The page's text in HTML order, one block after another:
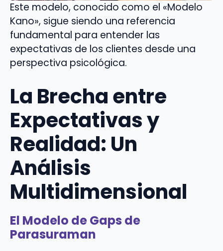
Este modelo, conocido como el «Modelo
Kano», sigue siendo una referencia
fundamental para entender las
expectativas de los clientes desde una
perspectiva psicológica.
La Brecha entre
Expectativas y
Realidad: Un
Análisis
Multidimensional
El Modelo de Gaps de
Parasuraman